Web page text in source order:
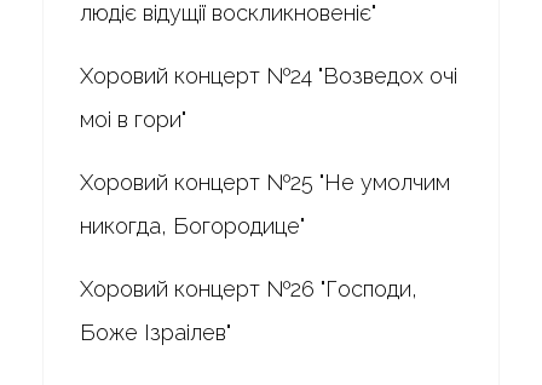
людіє відущії воскликновеніє"
Хоровий концерт №24 "Возведох очі
моі в гори"
Хоровий концерт №25 "Не умолчим
никогда, Богородице"
Хоровий концерт №26 "Господи,
Боже Ізраілев"